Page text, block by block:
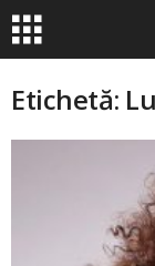
Etichetă: